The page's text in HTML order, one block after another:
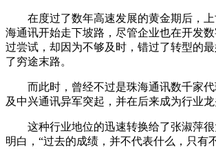
在度过了数年高速发展的黄金期后，上
海通讯开始走下坡路，尽管企业也在开发
过尝试，却因为不够及时，错过了转型的
了穷途末路。
而此时，曾经不过是珠海通讯数千家代
及中兴通讯异军突起，并在后来成为行业龙
这种行业地位的迅速转换给了张淑萍很
明白，“过去的成绩，并不代表什么，只有